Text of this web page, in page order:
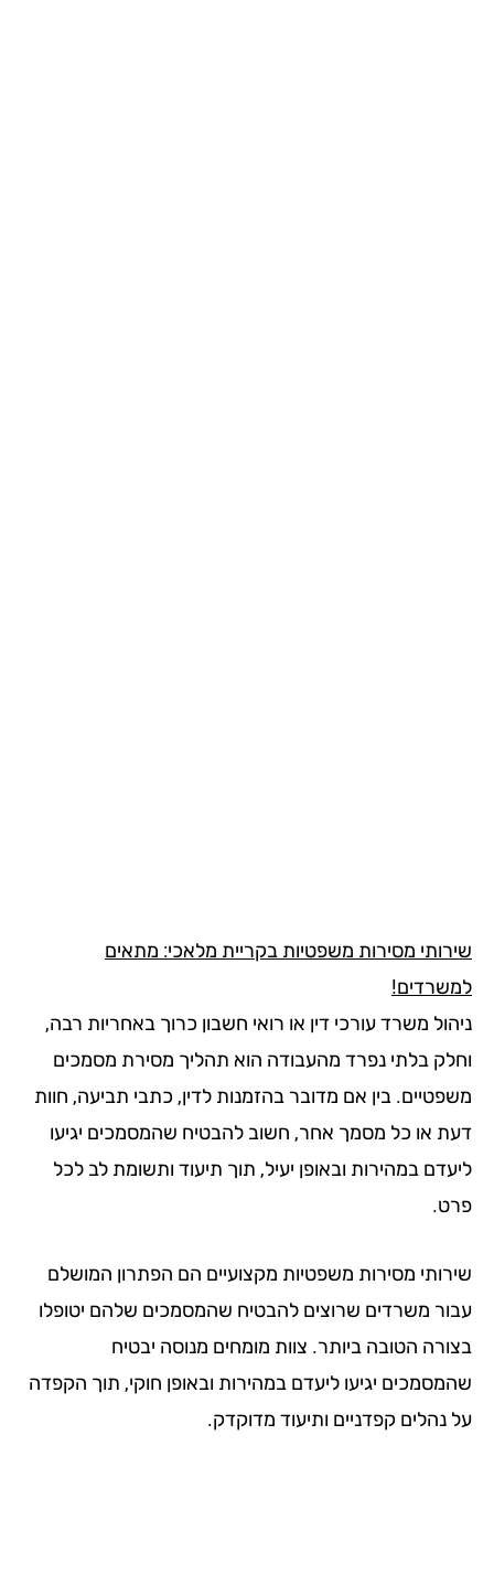
מסירות משפטיות בקריית מלאכי: מתאים
משרד עורכי דין או רואי חשבון כרוך באחריות רבה,
בלתי נפרד מהעבודה הוא תהליך מסירת מסמכים
בין אם מדובר בהזמנות לדין, כתבי תביעה, חוות
או כל מסמך אחר, חשוב להבטיח שהמסמכים יגיעו
במהירות ובאופן יעיל, תוך תיעוד ותשומת לב לכל
מסירות משפטיות מקצועיים הם הפתרון המושלם
משרדים שרוצים להבטיח שהמסמכים שלהם יטופלו
הטובה ביותר. צוות מומחים מנוסה יבטיח
יגיעו ליעדם במהירות ובאופן חוקי, תוך הקפדה
נהלים קפדניים ותיעוד מדוקדק.